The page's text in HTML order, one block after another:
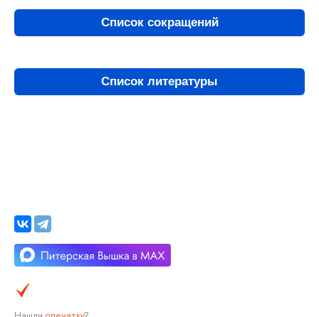
Список сокращений
Список литературы